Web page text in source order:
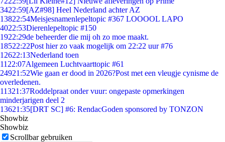
3422:59[AZ#98] Heel Nederland achter AZ
13822:54Meisjesnamenlepeltopic #367 LOOOOL LAPO
4022:53Dierenlepeltopic #150
1922:29de beheerder die mij oh zo moe maakt.
18522:22Post hier zo vaak mogelijk om 22:22 uur #76
12622:13Nederland toen
11 22:07Algemeen Luchtvaarttopic #61
24921:52Wie gaan er dood in 2026?Post met een vleugje cynisme de
overledenen.
11321:37Roddelpraat onder vuur: ongepaste opmerkingen
minderjarigen deel 2
13621:35[DRT SC] #6: RendacGoden sponsored by TONZON
Showbiz
Showbiz
Scrollbar gebruiken